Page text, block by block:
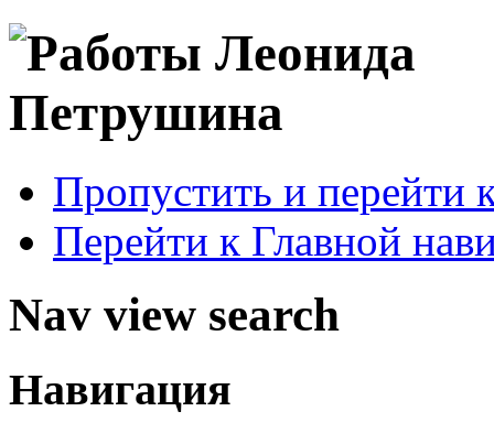
Пропустить и перейти
Перейти к Главной
Nav view search
Навигация